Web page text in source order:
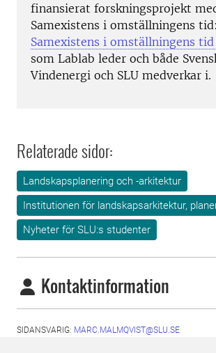
finansierat forskningsprojekt
Samexistens i omställningens tid:
Samexistens i omställningens
som Lablab leder och både
Vindenergi och SLU medverkar i.
Relaterade sidor:
Landskapsplanering och -arkitektur
Institutionen för landskapsarkitektur,
Nyheter för SLU:s studenter
Kontaktinformation
SIDANSVARIG: MARC.MALMQVIST@SLU.SE